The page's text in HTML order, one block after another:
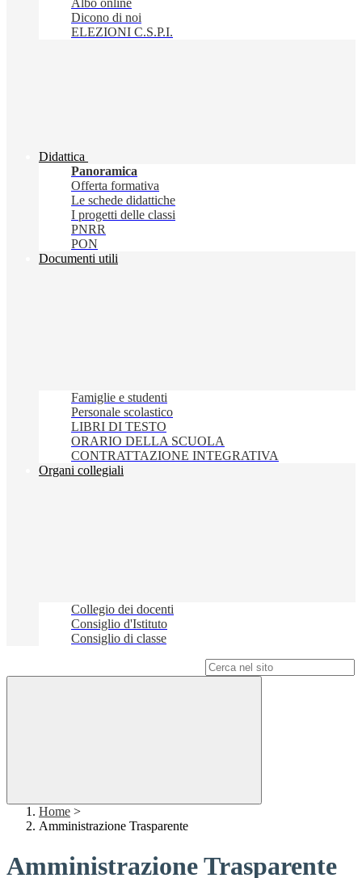
Albo online
Dicono di noi
ELEZIONI C.S.P.I.
Didattica
Panoramica
Offerta formativa
Le schede didattiche
I progetti delle classi
PNRR
PON
Documenti utili
Famiglie e studenti
Personale scolastico
LIBRI DI TESTO
ORARIO DELLA SCUOLA
CONTRATTAZIONE INTEGRATIVA
Organi collegiali
Collegio dei docenti
Consiglio d'Istituto
Consiglio di classe
Home >
Amministrazione Trasparente
Amministrazione Trasparente